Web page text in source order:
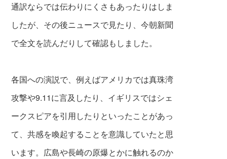
通訳ならでは伝わりにくさもあったりはしま
したが、その後ニュースで見たり、今朝新聞
で全文を読んだりして確認もしました。
各国への演説で、例えばアメリカでは真珠湾
攻撃や9.11に言及したり、イギリスではシェ
ークス ピアを引用したりといったことがあっ
て、共感を喚起することを意識していたと思
います。広島や長崎の原爆とかに触れるのか